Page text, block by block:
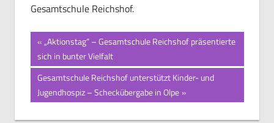
Gesamtschule Reichshof.
Beitragsnavigation
Vorheriger
Beitrag:
„Aktionstag“ – Gesamtschule Reichshof präsentierte
sich in bunter Vielfalt
Nächster
Beitrag:
Gesamtschule Reichshof unterstützt Kinder- und
Jugendhospiz – Scheckübergabe in Olpe